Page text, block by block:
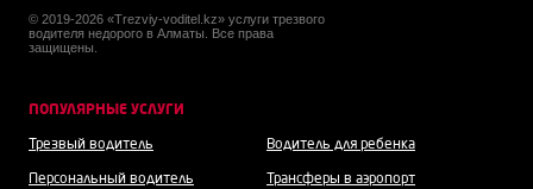
© 2019-2026 «Trezviy-voditel.kz» услуги трезвого
водителя недорого в Алматы. Все права
защищены.
ПОПУЛЯРНЫЕ УСЛУГИ
Трезвый водитель
Персональный водитель
Водитель для ребенка
Трансферы в аэропорт